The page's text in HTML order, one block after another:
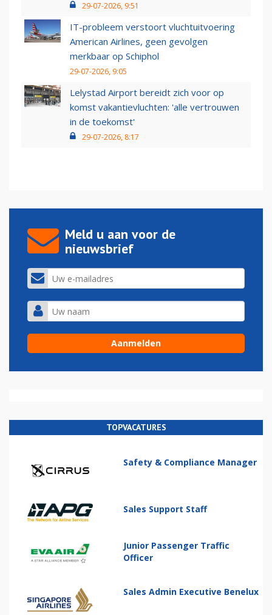
29-07-2026, 9:51
IT-probleem verstoort vluchtuitvoering
American Airlines, geen gevolgen
merkbaar op Schiphol
29-07-2026, 9:05
Lelystad Airport bereidt zich voor op
komst vakantievluchten: 'alle vertrouwen
in de toekomst'
29-07-2026, 8:17
Meld u aan voor de
nieuwsbrief
TOPVACATURES
Safety & Compliance Manager
Sales Support Staff
Junior Passenger Traffic
Officer
Sales Admin Executive Benelux